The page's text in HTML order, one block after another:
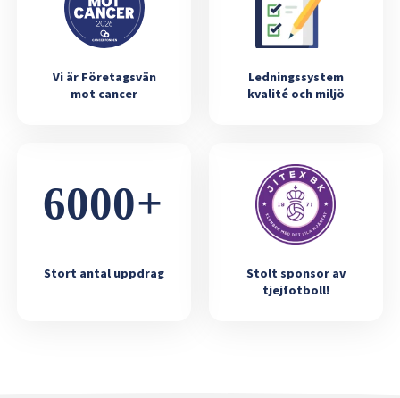
Vi är Företagsvän
mot cancer
Ledningssystem
kvalité och miljö
Stort antal uppdrag
Stolt sponsor av
tjejfotboll!